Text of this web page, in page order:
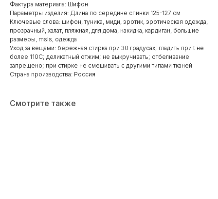
Фактура материала: Шифон
Параметры изделия: Длина по середине спинки 125-127 см
Ключевые слова: шифон, туника, миди, эротик, эротическая одежда,
прозрачный, халат, пляжная, для дома, накидка, кардиган, большие
размеры, msls, одежда
Уход за вещами: бережная стирка при 30 градусах; гладить при t не
более 110С; деликатный отжим; не выкручивать; отбеливание
запрещено; при стирке не смешивать с другими типами тканей
Страна производства: Россия
Смотрите также